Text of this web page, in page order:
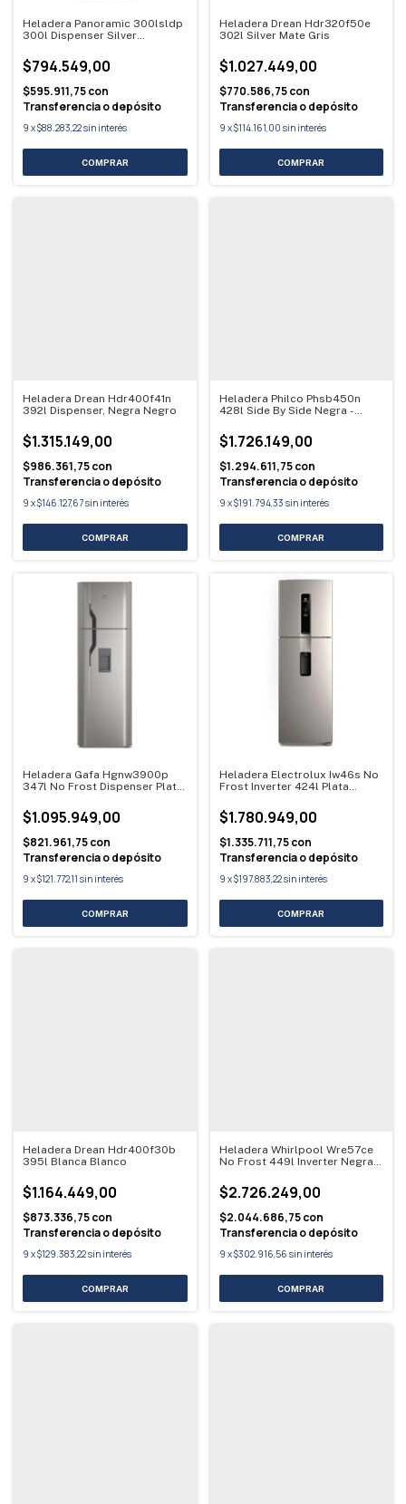
Heladera Panoramic 300lsldp
300l Dispenser Silver
$794.549,00
$595.911,75con
Transferencia o depósito
9 x$88.283,22sin interés
Heladera Drean Hdr320f50e
302l Silver Mate Gris
$1.027.449,00
$770.586,75con
Transferencia o depósito
9 x$114.161,00 sin interés
Heladera Drean Hdr400f41n
392l Dispenser, Negra Negro
$1.315.149,00
$986.361,75con
Transferencia o depósito
9 x$146.127,67sin interés
Heladera Philco Phsb450n
428l Side By Side Negra -
$1.726.149,00
$1.294.611,75con
Transferencia o depósito
9 x$191.794,33 sin interés
Heladera Gafa Hgnw3900p
347l No Frost Dispenser Plata
$1.095.949,00
$821.961,75con
Transferencia o depósito
9 x$121.772,11 sin interés
Heladera Electrolux Iw46s No
Frost Inverter 424l Plata
$1.780.949,00
$1.335.711,75con
Transferencia o depósito
9 x$197.883,22sin interés
Heladera Drean Hdr400f30b
395l Blanca Blanco
$1.164.449,00
$873.336,75con
Transferencia o depósito
9 x$129.383,22sin interés
Heladera Whirlpool Wre57ce
No Frost 449l Inverter Negra
$2.726.249,00
$2.044.686,75con
Transferencia o depósito
9 x$302.916,56 sin interés